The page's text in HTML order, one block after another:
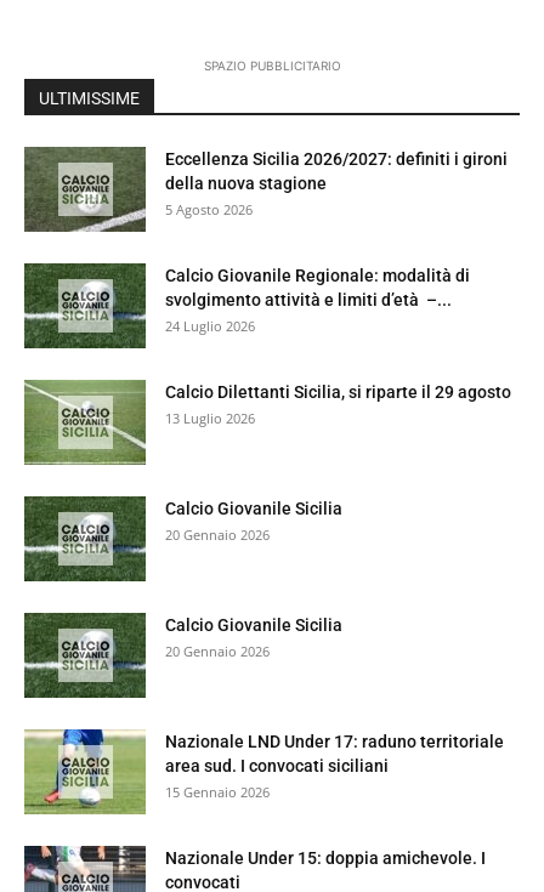
SPAZIO PUBBLICITARIO
ULTIMISSIME
Eccellenza Sicilia 2026/2027: definiti i gironi
della nuova stagione
5 Agosto 2026
Calcio Giovanile Regionale: modalità di
svolgimento attività e limiti d’età –...
24 Luglio 2026
Calcio Dilettanti Sicilia, si riparte il 29 agosto
13 Luglio 2026
Calcio Giovanile Sicilia
20 Gennaio 2026
Calcio Giovanile Sicilia
20 Gennaio 2026
Nazionale LND Under 17: raduno territoriale
area sud. I convocati siciliani
15 Gennaio 2026
Nazionale Under 15: doppia amichevole. I
convocati